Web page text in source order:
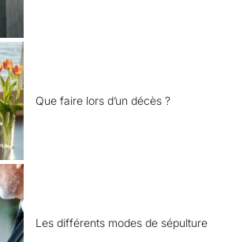
Que faire lors d’un décès ?
Les différents modes de sépulture